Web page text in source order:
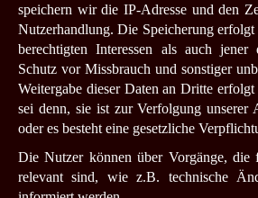
speichern wir die IP-Adresse und den
Nutzerhandlung. Die Speicherung
berechtigten Interessen als auch
Schutz vor Missbrauch und sonstiger
Weitergabe dieser Daten an Dritte
sei denn, sie ist zur Verfolgung unserer
oder es besteht eine gesetzliche
Die Nutzer können über Vorgänge, die
relevant sind, wie z.B. technische